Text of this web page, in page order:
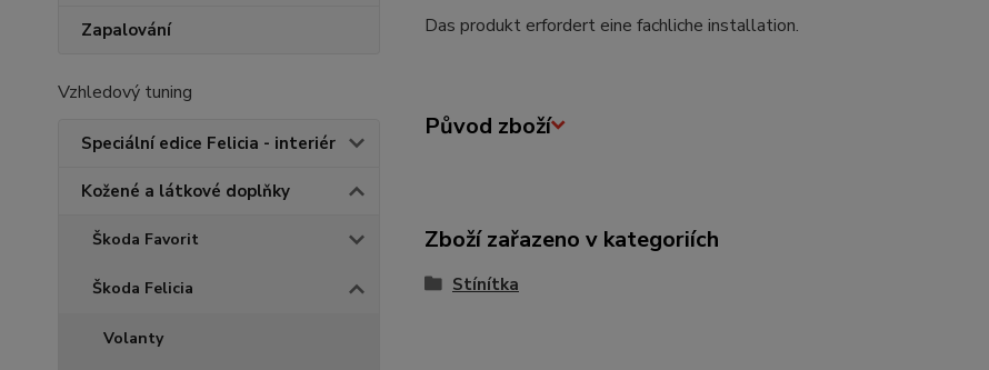
Zapalování
Vzhledový tuning
Speciální edice Felicia - interiér
Kožené a látkové doplňky
Škoda Favorit
Škoda Felicia
Volanty
Das produkt erfordert eine fachliche installation.
Původ zboží
Zboží zařazeno v kategoriích
Stínítka